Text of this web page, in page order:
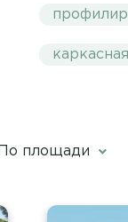
площади